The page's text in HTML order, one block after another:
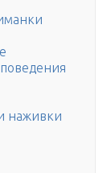
наживки